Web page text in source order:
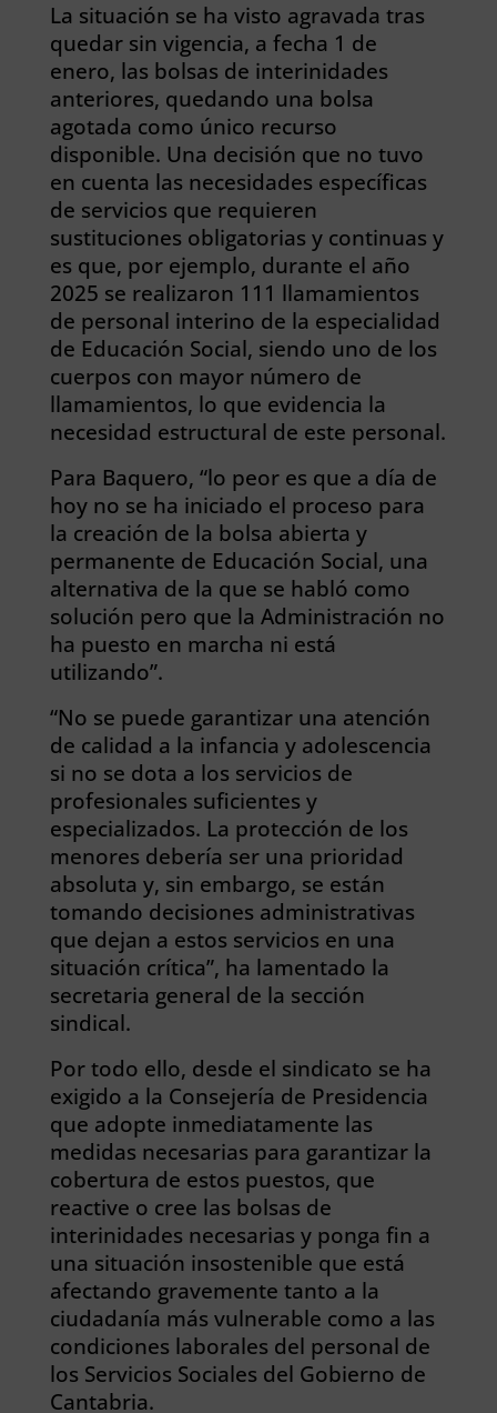
La situación se ha visto agravada tras
quedar sin vigencia, a fecha 1 de
enero, las bolsas de interinidades
anteriores, quedando una bolsa
agotada como único recurso
disponible. Una decisión que no tuvo
en cuenta las necesidades específicas
de servicios que requieren
sustituciones obligatorias y continuas y
es que, por ejemplo, durante el año
2025 se realizaron 111 llamamientos
de personal interino de la especialidad
de Educación Social, siendo uno de los
cuerpos con mayor número de
llamamientos, lo que evidencia la
necesidad estructural de este personal.
Para Baquero, “lo peor es que a día de
hoy no se ha iniciado el proceso para
la creación de la bolsa abierta y
permanente de Educación Social, una
alternativa de la que se habló como
solución pero que la Administración no
ha puesto en marcha ni está
utilizando”.
“No se puede garantizar una atención
de calidad a la infancia y adolescencia
si no se dota a los servicios de
profesionales suficientes y
especializados. La protección de los
menores debería ser una prioridad
absoluta y, sin embargo, se están
tomando decisiones administrativas
que dejan a estos servicios en una
situación crítica”, ha lamentado la
secretaria general de la sección
sindical.
Por todo ello, desde el sindicato se ha
exigido a la Consejería de Presidencia
que adopte inmediatamente las
medidas necesarias para garantizar la
cobertura de estos puestos, que
reactive o cree las bolsas de
interinidades necesarias y ponga fin a
una situación insostenible que está
afectando gravemente tanto a la
ciudadanía más vulnerable como a las
condiciones laborales del personal de
los Servicios Sociales del Gobierno de
Cantabria.